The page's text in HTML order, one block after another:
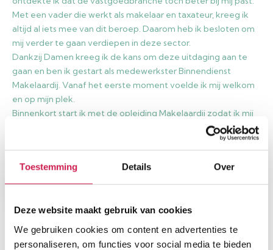
Toestemming Details Over
Deze website maakt gebruik van cookies
We gebruiken cookies om content en advertenties te
personaliseren, om functies voor social media te bieden
Met een vader die werkt als makelaar en taxateur, kreeg ik
altijd al iets mee van dit beroep. Daarom heb ik besloten om
mij verder te gaan verdiepen in deze sector.
Dankzij Damen kreeg ik de kans om deze uitdaging aan te
gaan en ben ik gestart als medewerkster Binnendienst
Makelaardij. Vanaf het eerste moment voelde ik mij welkom
en op mijn plek.
Binnenkort start ik met de opleiding Makelaardij zodat ik mij
verder kan ontwikkelen. Ik kijk ernaar uit om Damen
Makelaardij te ondersteunen bij de zoektocht van klanten